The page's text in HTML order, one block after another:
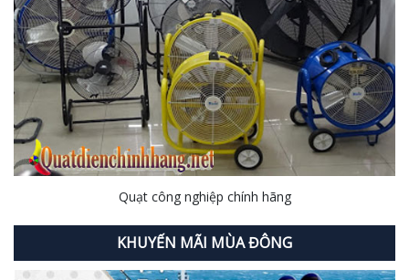
Quạt công nghiệp chính hãng
KHUYẾN MÃI MÙA ĐÔNG